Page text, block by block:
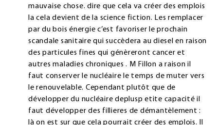
mauvaise chose. dire que cela va créer des emplois
la cela devient de la science fiction. Les remplacer
par du bois énergie c’est favoriser le prochain
scandale sanitaire qui succèdera au diesel en raison
des particules fines qui génèreront cancer et
autres maladies chroniques . M Fillon a raison il
faut conserver le nucléaire le temps de muter vers
le renouvelable. Cependant plutôt que de
développer du nucléaire deplusp etite capacité il
faut développer des fillieres de démantèlement :
là on est sur que cela pourrait créer des emplois. Il